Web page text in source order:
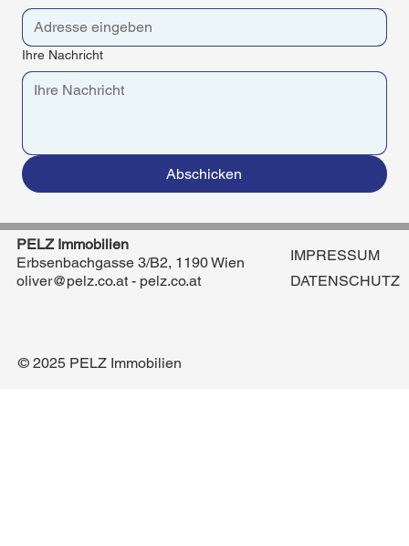
Ihre Nachricht
Abschicken
PELZ Immobilien
Erbsenbachgasse 3/B2, 1190 Wien
oliver@pelz.co.at- pelz.co.at
IMPRESSUM
DATENSCHUTZ
© 2025 PELZ Immobilien